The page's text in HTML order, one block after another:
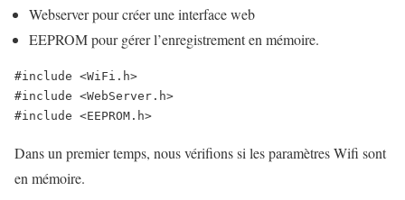
Webserver pour créer une interface web
EEPROM pour gérer l’enregistrement en mémoire.
#include <WiFi.h>
#include <WebServer.h>
#include <EEPROM.h>
Dans un premier temps, nous vérifions si les paramètres Wifi sont
en mémoire.